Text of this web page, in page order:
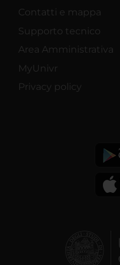
Contatti e mappa
Supporto tecnico
Area Amministrativa
MyUnivr
Privacy policy